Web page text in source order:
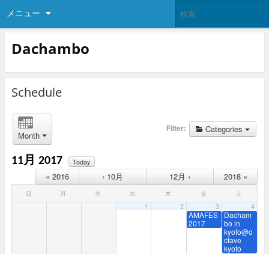
メニュー
Dachambo
Schedule
Month
Filter: Categories
11月 2017 Today
« 2016 ‹ 10月 12月 › 2018 »
日 月 火 水 木 金 土
1 2 3
AMAFES
2017
4
Dacham
bo in
kyoto@o
ctave
kyoto